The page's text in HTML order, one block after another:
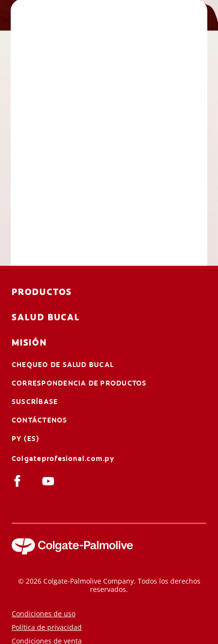
PRODUCTOS
SALUD BUCAL
MISIÓN
CHEQUEO DE SALUD BUCAL
CORRESPONDENCIA DE PRODUCTOS
SUSCRÍBASE
CONTÁCTENOS
PY (ES)
Colgateprofesional.com.py
© 2026 Colgate-Palmolive Company. Todos los derechos
reservados.
Condiciones de uso
Política de privacidad
Condiciones de venta